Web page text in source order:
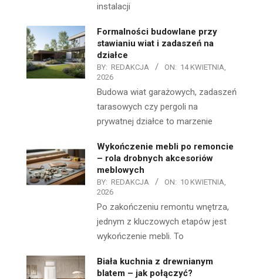
instalacji
Formalności budowlane przy
stawianiu wiat i zadaszeń na
działce
BY: REDAKCJA ON: 14 KWIETNIA,
2026
Budowa wiat garażowych, zadaszeń
tarasowych czy pergoli na
prywatnej działce to marzenie
Wykończenie mebli po remoncie
– rola drobnych akcesoriów
meblowych
BY: REDAKCJA ON: 10 KWIETNIA,
2026
Po zakończeniu remontu wnętrza,
jednym z kluczowych etapów jest
wykończenie mebli. To
Biała kuchnia z drewnianym
blatem – jak połączyć?